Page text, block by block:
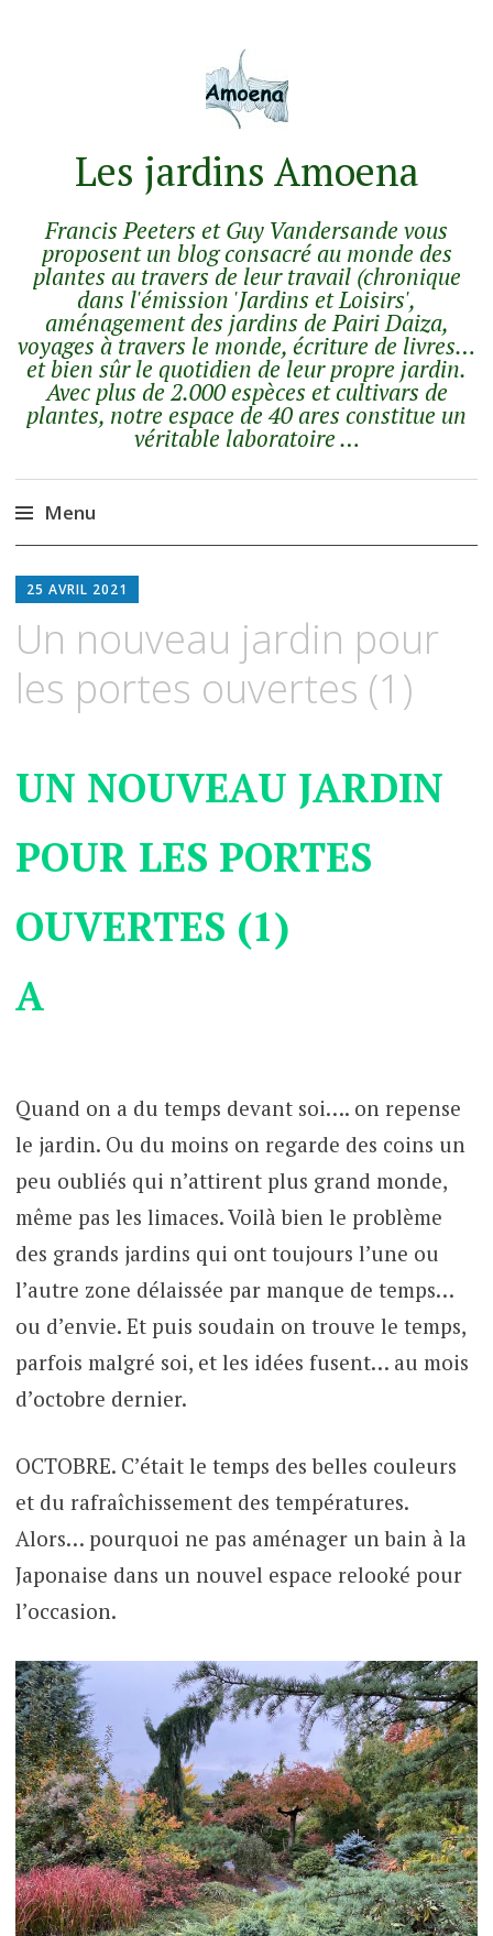
Les jardins Amoena
Francis Peeters et Guy Vandersande vous
proposent un blog consacré au monde des
plantes au travers de leur travail (chronique
dans l'émission 'Jardins et Loisirs',
aménagement des jardins de Pairi Daiza,
voyages à travers le monde, écriture de livres…
et bien sûr le quotidien de leur propre jardin.
Avec plus de 2.000 espèces et cultivars de
plantes, notre espace de 40 ares constitue un
véritable laboratoire …
Menu
au
principal
25 AVRIL 2021
Un nouveau jardin pour
les portes ouvertes (1)
UN NOUVEAU JARDIN
POUR LES PORTES
OUVERTES (1)
A
Quand on a du temps devant soi…. on repense
le jardin. Ou du moins on regarde des coins un
peu oubliés qui n’attirent plus grand monde,
même pas les limaces. Voilà bien le problème
des grands jardins qui ont toujours l’une ou
l’autre zone délaissée par manque de temps…
ou d’envie. Et puis soudain on trouve le temps,
parfois malgré soi, et les idées fusent… au mois
d’octobre dernier.
OCTOBRE. C’était le temps des belles couleurs
et du rafraîchissement des températures.
Alors… pourquoi ne pas aménager un bain à la
Japonaise dans un nouvel espace relooké pour
l’occasion.